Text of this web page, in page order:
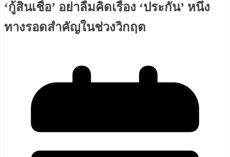
‘กู้สินเชื่อ’ อย่าลืมคิดเรื่อง ‘ประกัน’ หนึ่ง
ทางรอดสำคัญในช่วงวิกฤต